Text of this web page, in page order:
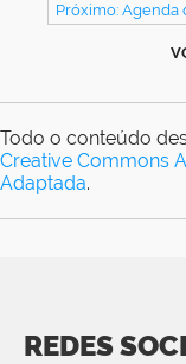
Próximo: Agenda
Todo o conteúdo
Creative Commons
Adaptada.
REDES